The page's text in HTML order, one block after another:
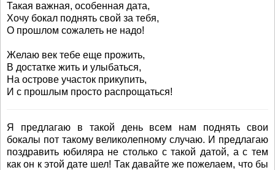
Такая важная, особенная дата,
Хочу бокал поднять свой за тебя,
О прошлом сожалеть не надо!
Желаю век тебе еще прожить,
В достатке жить и улыбаться,
На острове участок прикупить,
И с прошлым просто распрощаться!
Я предлагаю в такой день всем нам поднять свои
бокалы пот такому великолепному случаю. И предлагаю
поздравить юбиляра не столько с такой датой, а с тем
как он к этой дате шел! Так давайте же пожелаем, что бы